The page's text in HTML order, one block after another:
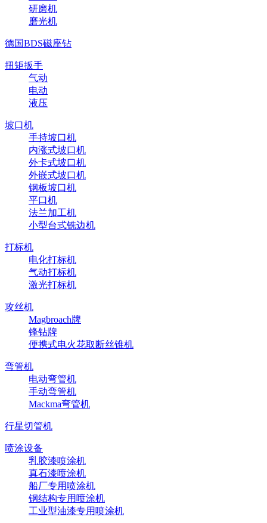
研磨机
磨光机
德国BDS磁座钻
扭矩扳手
气动
电动
液压
坡口机
手持坡口机
内涨式坡口机
外卡式坡口机
外嵌式坡口机
钢板坡口机
平口机
法兰加工机
小型台式铣边机
打标机
电化打标机
气动打标机
激光打标机
攻丝机
Magbroach牌
锋钻牌
便携式电火花取断丝锥机
弯管机
电动弯管机
手动弯管机
Mackma弯管机
行星切管机
喷涂设备
乳胶漆喷涂机
真石漆喷涂机
船厂专用喷涂机
钢结构专用喷涂机
工业型油漆专用喷涂机